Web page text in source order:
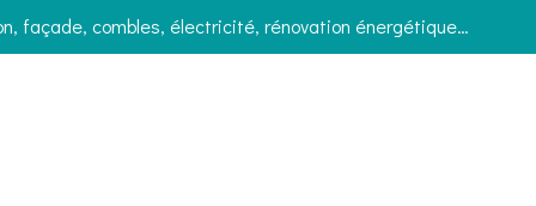
façade, combles, électricité, rénovation énergétique…